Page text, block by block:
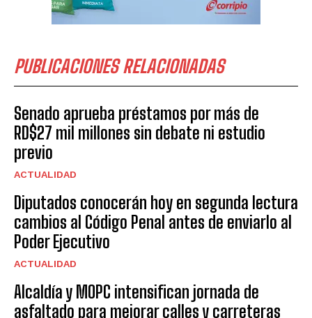
PUBLICACIONES RELACIONADAS
Senado aprueba préstamos por más de
RD$27 mil millones sin debate ni estudio
previo
ACTUALIDAD
Diputados conocerán hoy en segunda lectura
cambios al Código Penal antes de enviarlo al
Poder Ejecutivo
ACTUALIDAD
Alcaldía y MOPC intensifican jornada de
asfaltado para mejorar calles y carreteras